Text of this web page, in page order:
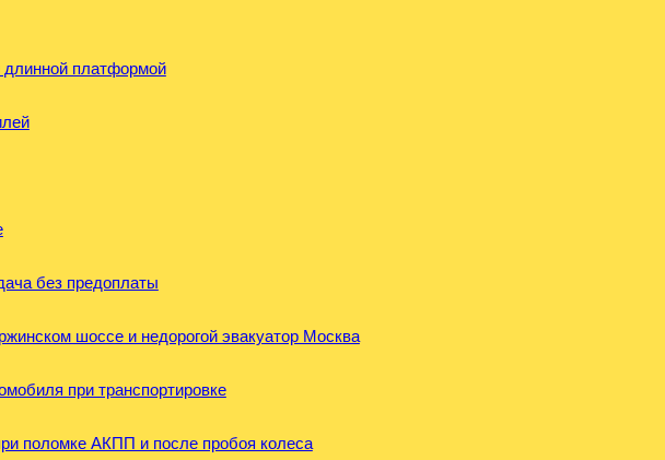
длинной платформой
без предоплаты
шоссе и недорогой эвакуатор Москва
при транспортировке
поломке АКПП и после пробоя колеса